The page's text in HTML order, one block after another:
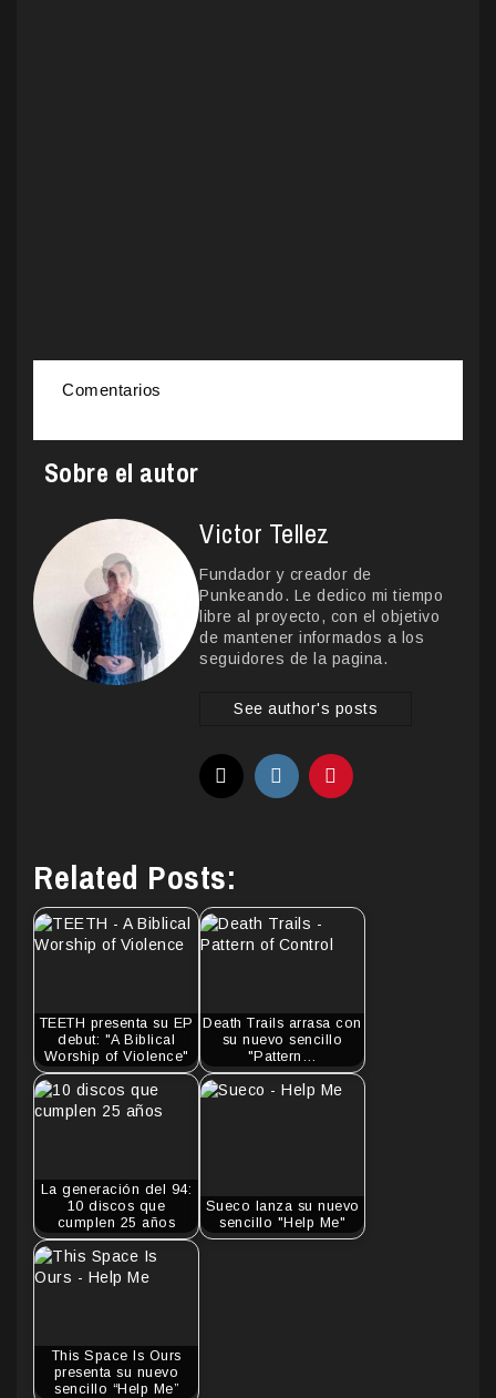
Comentarios
Sobre el autor
Victor Tellez
Fundador y creador de
Punkeando. Le dedico mi tiempo
libre al proyecto, con el objetivo
de mantener informados a los
seguidores de la pagina.
See author's posts
Related Posts:
TEETH presenta su EP
debut: "A Biblical
Worship of Violence"
Death Trails arrasa con
su nuevo sencillo
"Pattern…
La generación del 94:
10 discos que
cumplen 25 años
Sueco lanza su nuevo
sencillo "Help Me"
This Space Is Ours
presenta su nuevo
sencillo “Help Me”